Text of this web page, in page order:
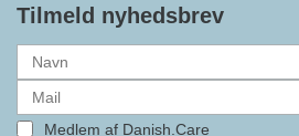
hjælpemidler samt give
medlemmerne
alle formaliteterne nu
Tilmeld nyhedsbrev
Medlem af Danish.Care